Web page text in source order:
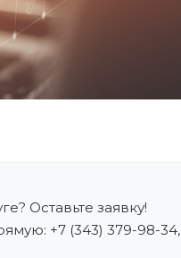
Оставьте заявку!
+7 (343) 379-98-34,